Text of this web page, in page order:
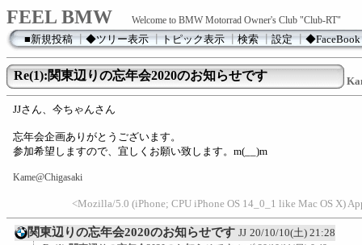
FEEL BMW Welcome to BMW Motorrad Owner's Club "Club-RT"
■新規投稿┃◆ツリー表示┃トピック表示┃検索┃設定┃◆FaceBook
Re(1):関東辺りの忘年会2020のお知らせです
JJさん、今ちゃんさん
忘年会企画ありがとうございます。
参加希望しますので、宜しくお願い致します。m(__)m
Kame@Chigasaki
<Mozilla/5.0 (iPhone; CPU iPhone OS 14_0_1 like Mac OS X)
関東辺りの忘年会2020のお知らせです JJ 20/10/10(土) 21:28